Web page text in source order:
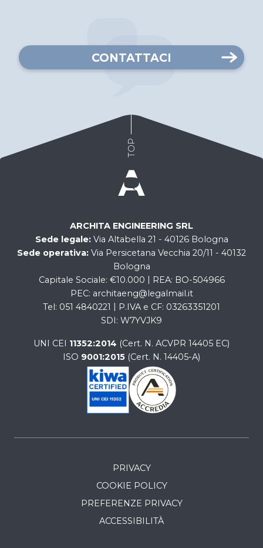
CONTATTACI
TOP
ARCHITA ENGINEERING SRL
Sede legale Via Altabella 21 - 40126 Bologna
Sede operativa Via Persicetana Vecchia 20/11 - 40132
Bologna
Capitale Sociale €10.000 REA BO-504966
PEC architaeng@legalmail.it
Tel 051 4840221 P.IVA e CF 03263351201
SDI W7YVJK9
UNI CEI 11352:2014 (Cert. N. ACVPR 14405 EC)
ISO 9001:2015 (Cert. N. 14405-A)
PRIVACY
COOKIE POLICY
PREFERENZE PRIVACY
ACCESSIBILITÀ